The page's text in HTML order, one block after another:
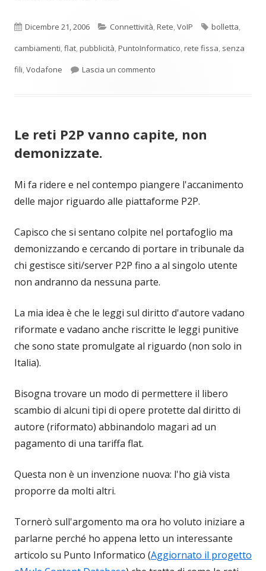
Pubblicato
Dicembre 21, 2006 Categorie
Connettività,Rete,VoIP Tag
bolletta,
cambiamenti,flat,pubblicità,PuntoInformatico,rete fissa, senza
fili,Vodafone Lascia un commento
Le reti P2P vanno capite, non
demonizzate.
Mi fa ridere e nel contempo piangere l'accanimento
delle major riguardo alle piattaforme P2P.
Capisco che si sentano colpite nel portafoglio ma
demonizzando e cercando di portare in tribunale da
chi gestisce siti/server P2P fino a al singolo utente
non andranno da nessuna parte.
La mia idea è che le leggi sul diritto d'autore vadano
riformate e vadano anche riscritte le leggi punitive
che sono state promulgate al riguardo (non solo in
Italia).
Bisogna trovare un modo di permettere il libero
scambio di alcuni tipi di opere protette dal diritto di
autore (riformato) abbinandolo magari ad un
pagamento di una tariffa flat.
Questa non è un invenzione nuova: l'ho già vista
proporre da molti altri.
Tornerò sull'argomento ma ora ho voluto iniziare a
parlarne perché ho appena letto un interessante
articolo su Punto Informatico (Aggiornato il progetto